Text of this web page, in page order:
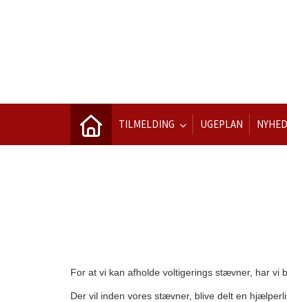
TILMELDING UGEPLAN
For at vi kan afholde voltigerings stævner, har vi
Der vil inden vores stævner, blive delt en